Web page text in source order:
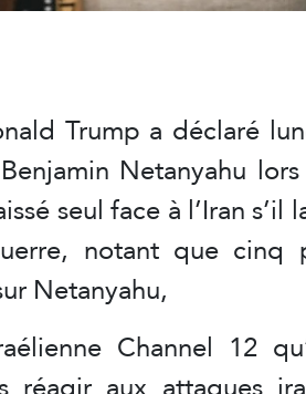
Trump a déclaré
Netanyahu
seul face à l’Iran s’il
notant que cinq
Netanyahu,
Channel 12